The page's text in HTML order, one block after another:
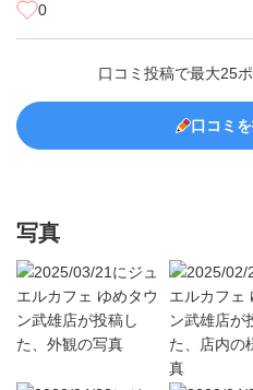
0
口コミ投稿で最大25
口コミ
写真